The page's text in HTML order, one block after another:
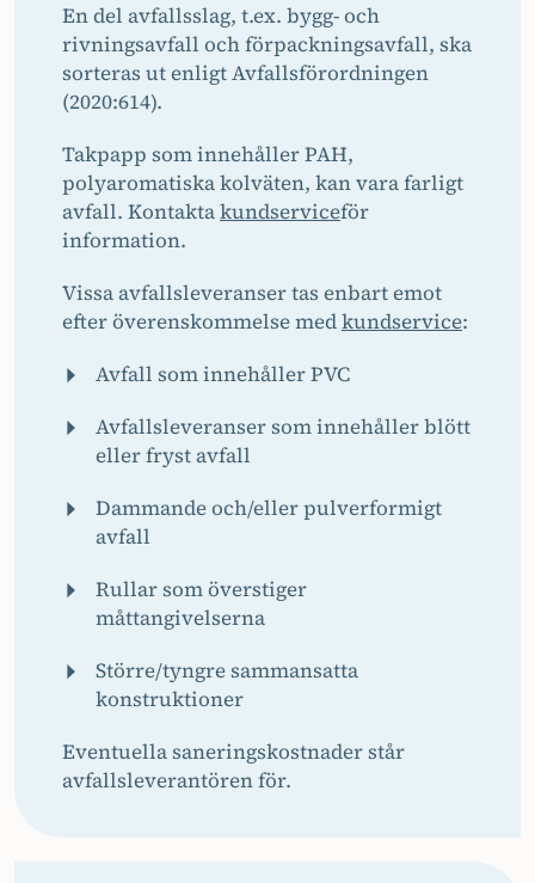
En del avfallsslag, t.ex. bygg- och
rivningsavfall och förpackningsavfall, ska
sorteras ut enligt Avfallsförordningen
(2020:614).
Takpapp som innehåller PAH,
polyaromatiska kolväten, kan vara farligt
avfall. Kontaktakundserviceför
information.
Vissa avfallsleveranser tas enbart emot
efter överenskommelse medkundservice:
Avfall som innehåller PVC
Avfallsleveranser som innehåller blött
eller fryst avfall
Dammande och/eller pulverformigt
avfall
Rullar som överstiger
måttangivelserna
Större/tyngre sammansatta
konstruktioner
Eventuella saneringskostnader står
avfallsleverantören för.